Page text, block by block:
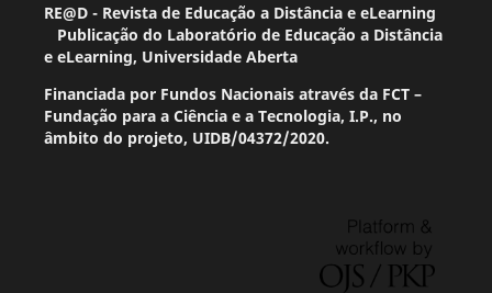
RE@D - Revista de Educação a Distância e eLearning
Publicação do Laboratório de Educação a Distância
e eLearning, Universidade Aberta
Financiada por Fundos Nacionais através da FCT –
Fundação para a Ciência e a Tecnologia, I.P., no
âmbito do projeto, UIDB/04372/2020.